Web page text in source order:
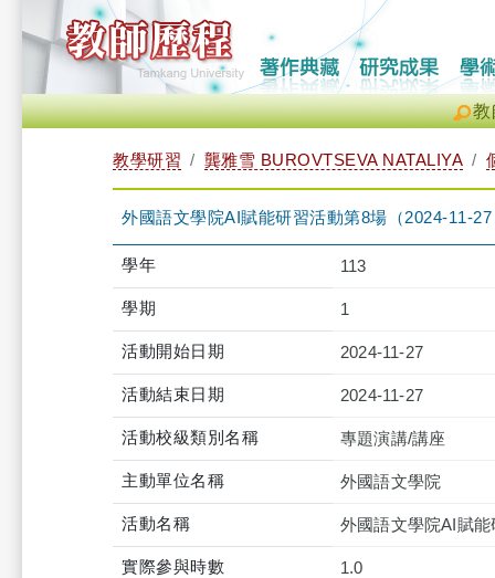
教
教學研習 龔雅雪 BUROVTSEVA NATALIYA
外國語文學院AI賦能研習活動第8場（2024-11-
學年 113
學期 1
活動開始日期 2024-11-27
活動結束日期 2024-11-27
活動校級類別名稱 專題演講/講座
主動單位名稱 外國語文學院
活動名稱 外國語文學院AI賦
實際參與時數 1.0